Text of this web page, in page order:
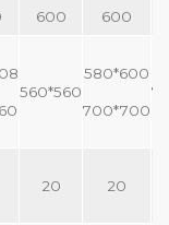
600 600
560*560
580*600
700*700
20 20